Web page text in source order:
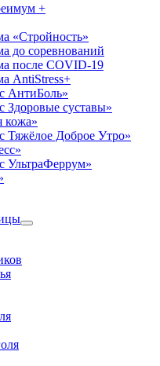
+
«Стройность»
до соревнований
после COVID-19
AntiStress+
АнтиБоль»
Здоровые суставы»
кожа»
Тяжёлое Доброе Утро»
УльтраФеррум»